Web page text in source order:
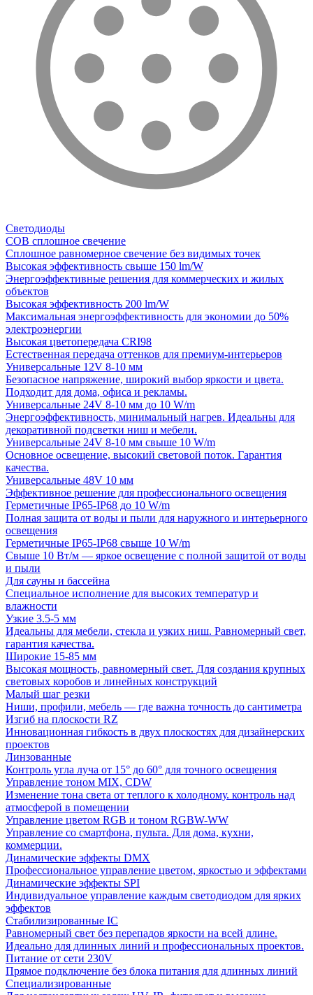
Светодиоды
COB сплошное свечение
Сплошное равномерное свечение без видимых точек
Высокая эффективность свыше 150 lm/W
Энергоэффективные решения для коммерческих и жилых
объектов
Высокая эффективность 200 lm/W
Максимальная энергоэффективность для экономии до 50%
электроэнергии
Высокая цветопередача CRI98
Естественная передача оттенков для премиум-интерьеров
Универсальные 12V 8-10 мм
Безопасное напряжение, широкий выбор яркости и цвета.
Подходит для дома, офиса и рекламы.
Универсальные 24V 8-10 мм до 10 W/m
Энергоэффективность, минимальный нагрев. Идеальны для
декоративной подсветки ниш и мебели.
Универсальные 24V 8-10 мм свыше 10 W/m
Основное освещение, высокий световой поток. Гарантия
качества.
Универсальные 48V 10 мм
Эффективное решение для профессионального освещения
Герметичные IP65-IP68 до 10 W/m
Полная защита от воды и пыли для наружного и интерьерного
освещения
Герметичные IP65-IP68 свыше 10 W/m
Свыше 10 Вт/м — яркое освещение с полной защитой от воды
и пыли
Для сауны и бассейна
Специальное исполнение для высоких температур и
влажности
Узкие 3.5-5 мм
Идеальны для мебели, стекла и узких ниш. Равномерный свет,
гарантия качества.
Широкие 15-85 мм
Высокая мощность, равномерный свет. Для создания крупных
световых коробов и линейных конструкций
Малый шаг резки
Ниши, профили, мебель — где важна точность до сантиметра
Изгиб на плоскости RZ
Инновационная гибкость в двух плоскостях для дизайнерских
проектов
Линзованные
Контроль угла луча от 15° до 60° для точного освещения
Управление тоном MIX, CDW
Изменение тона света от теплого к холодному. контроль над
атмосферой в помещении
Управление цветом RGB и тоном RGBW-WW
Управление со смартфона, пульта. Для дома, кухни,
коммерции.
Динамические эффекты DMX
Профессиональное управление цветом, яркостью и эффектами
Динамические эффекты SPI
Индивидуальное управление каждым светодиодом для ярких
эффектов
Стабилизированные IC
Равномерный свет без перепадов яркости на всей длине.
Идеально для длинных линий и профессиональных проектов.
Питание от сети 230V
Прямое подключение без блока питания для длинных линий
Специализированные